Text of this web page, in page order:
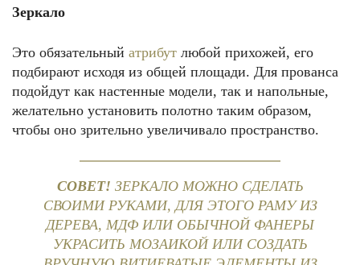
Зеркало
Это обязательный атрибут любой прихожей, его
подбирают исходя из общей площади. Для прованса
подойдут как настенные модели, так и напольные,
желательно установить полотно таким образом,
чтобы оно зрительно увеличивало пространство.
СОВЕТ! ЗЕРКАЛО МОЖНО СДЕЛАТЬ
СВОИМИ РУКАМИ, ДЛЯ ЭТОГО РАМУ ИЗ
ДЕРЕВА, МДФ ИЛИ ОБЫЧНОЙ ФАНЕРЫ
УКРАСИТЬ МОЗАИКОЙ ИЛИ СОЗДАТЬ